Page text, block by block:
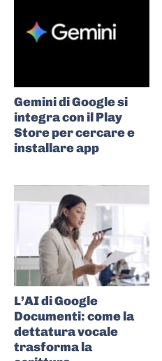
Gemini di Google si
integra con il Play
Store per cercare e
installare app
L’AI di Google
Documenti: come la
dettatura vocale
trasforma la